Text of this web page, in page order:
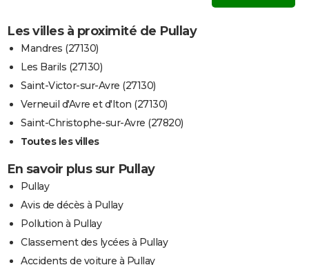
Les villes à proximité de Pullay
Mandres (27130)
Les Barils (27130)
Saint-Victor-sur-Avre (27130)
Verneuil d'Avre et d'Iton (27130)
Saint-Christophe-sur-Avre (27820)
Toutes les villes
En savoir plus sur Pullay
Pullay
Avis de décès à Pullay
Pollution à Pullay
Classement des lycées à Pullay
Accidents de voiture à Pullay